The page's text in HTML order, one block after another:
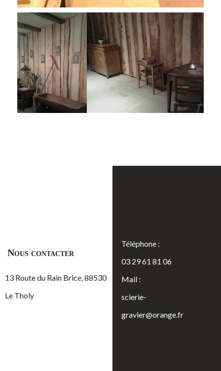
Nous contacter
13 Route du Rain Brice, 88530
Le Tholy
Téléphone :
03 29 61 81 06
Mail :
scierie-
gravier@orange.fr